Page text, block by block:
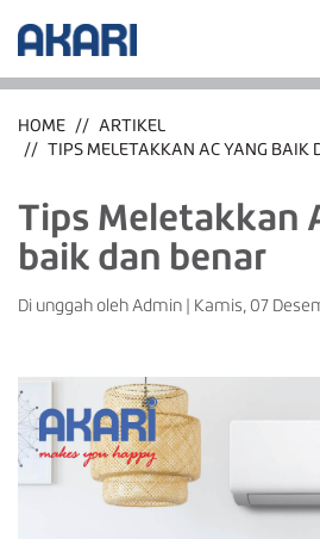
HOME ARTIKEL
TIPS MELETAKKAN AC YANG BAIK
Tips Meletakkan
baik dan benar
Di unggah oleh Admin|Kamis, 07